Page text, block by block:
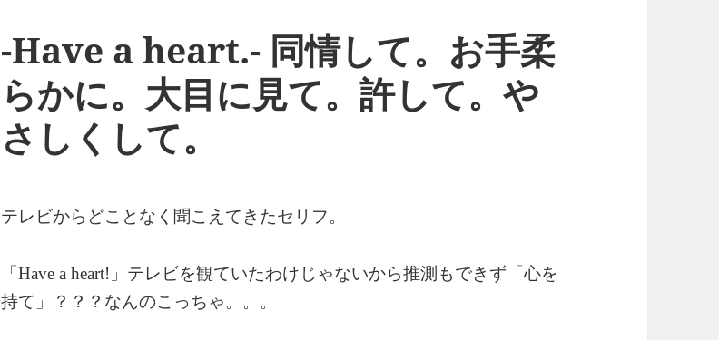
-Have a heart.- 同情して。お手柔
らかに。大目に見て。許して。や
さしくして。
テレビからどことなく聞こえてきたセリフ。
「Have a heart! 」テレビを観ていたわけじゃないから推測もできず「心を
持て」？？？なんのこっちゃ。。。